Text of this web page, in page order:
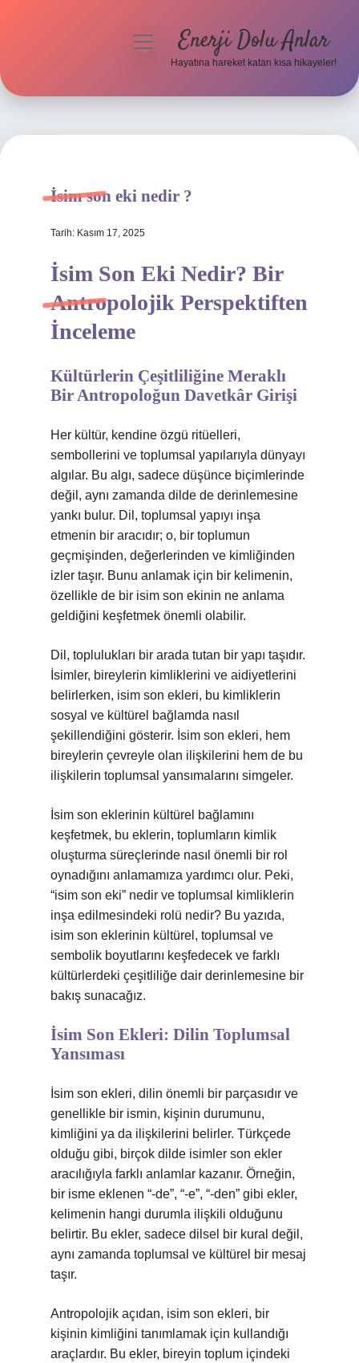
Hakkımızda
menüyüEnerji Dolu Anlar
Hayatına hareket katan kısa hikayeler!
İsim son eki nedir ?
Tarih: Kasım 17, 2025
İsim Son Eki Nedir? Bir
Antropolojik Perspektiften
İnceleme
Kültürlerin Çeşitliliğine Meraklı
Bir Antropoloğun Davetkâr Girişi
Her kültür, kendine özgü ritüelleri,
sembollerini ve toplumsal yapılarıyla dünyayı
algılar. Bu algı, sadece düşünce biçimlerinde
değil, aynı zamanda dilde de derinlemesine
yankı bulur. Dil, toplumsal yapıyı inşa
etmenin bir aracıdır; o, bir toplumun
geçmişinden, değerlerinden ve kimliğinden
izler taşır. Bunu anlamak için bir kelimenin,
özellikle de bir isim son ekinin ne anlama
geldiğini keşfetmek önemli olabilir.
Dil, toplulukları bir arada tutan bir yapı taşıdır.
İsimler, bireylerin kimliklerini ve aidiyetlerini
belirlerken, isim son ekleri, bu kimliklerin
sosyal ve kültürel bağlamda nasıl
şekillendiğini gösterir. İsim son ekleri, hem
bireylerin çevreyle olan ilişkilerini hem de bu
ilişkilerin toplumsal yansımalarını simgeler.
İsim son eklerinin kültürel bağlamını
keşfetmek, bu eklerin, toplumların kimlik
oluşturma süreçlerinde nasıl önemli bir rol
oynadığını anlamamıza yardımcı olur. Peki,
“isim son eki” nedir ve toplumsal kimliklerin
inşa edilmesindeki rolü nedir? Bu yazıda,
isim son eklerinin kültürel, toplumsal ve
sembolik boyutlarını keşfedecek ve farklı
kültürlerdeki çeşitliliğe dair derinlemesine bir
bakış sunacağız.
İsim Son Ekleri: Dilin Toplumsal
Yansıması
İsim son ekleri, dilin önemli bir parçasıdır ve
genellikle bir ismin, kişinin durumunu,
kimliğini ya da ilişkilerini belirler. Türkçede
olduğu gibi, birçok dilde isimler son ekler
aracılığıyla farklı anlamlar kazanır. Örneğin,
bir isme eklenen “-de”, “-e”, “-den” gibi ekler,
kelimenin hangi durumla ilişkili olduğunu
belirtir. Bu ekler, sadece dilsel bir kural değil,
aynı zamanda toplumsal ve kültürel bir mesaj
taşır.
Antropolojik açıdan, isim son ekleri, bir
kişinin kimliğini tanımlamak için kullandığı
araçlardır. Bu ekler, bireyin toplum içindeki